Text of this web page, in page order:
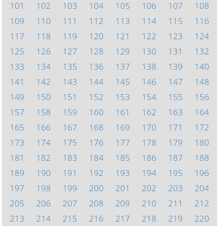
101
102 103 104 105 106 107
108
109
110 111 112 113 114 115
116
117
118 119 120 121 122 123
124
125
126 127 128 129 130 131
132
133
134 135 136 137 138 139
140
141
142 143 144 145 146 147
148
149
150 151 152 153 154 155
156
157
158 159 160 161 162 163
164
165
166 167 168 169 170 171
172
173
174 175 176 177 178 179
180
181
182 183 184 185 186 187
188
189
190 191 192 193 194 195
196
197
198 199 200 201 202 203
204
205
206 207 208 209 210 211
212
213
214 215 216 217 218 219
220